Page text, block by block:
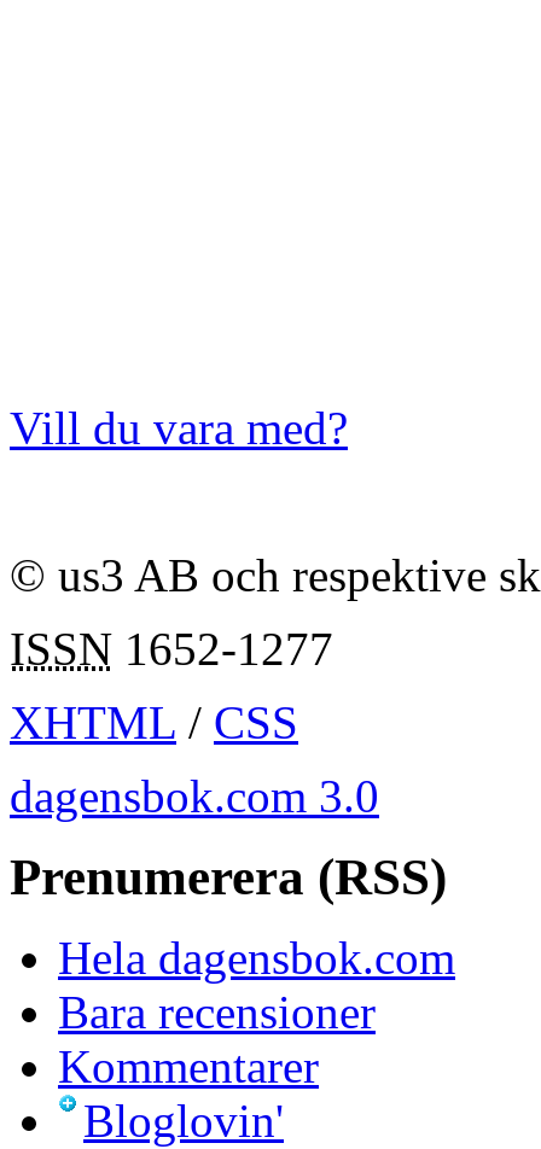
Vill du vara med?
© us3 AB och respektive
ISSN 1652-1277
XHTML / CSS
dagensbok.com 3.0
Prenumerera (RSS)
Hela dagensbok.com
Bara recensioner
Kommentarer
Bloglovin'